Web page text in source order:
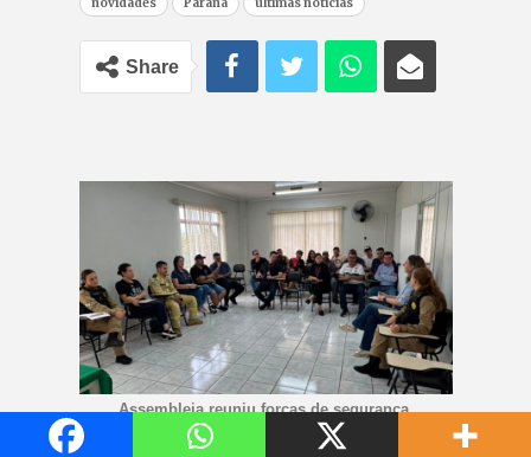
Share
Assembleia reuniu forças de segurança,
autoridades e comunidade para definir gestão